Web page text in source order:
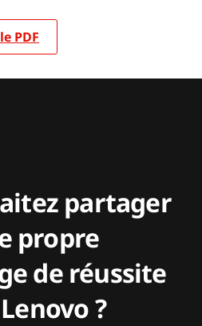
PDF
partager
propre
de réussite
?